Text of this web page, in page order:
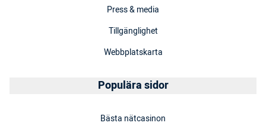
Press & media
Tillgänglighet
Webbplatskarta
Populära sidor
Bästa nätcasinon